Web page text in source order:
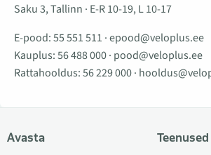
Saku 3, Tallinn · E-R 10-19, L 10-17
E-pood:55 551 511 ·epood@veloplus.ee
Kauplus:56 488 000· pood@veloplus.ee
Rattahooldus:56 229 000·
Avasta Teenused